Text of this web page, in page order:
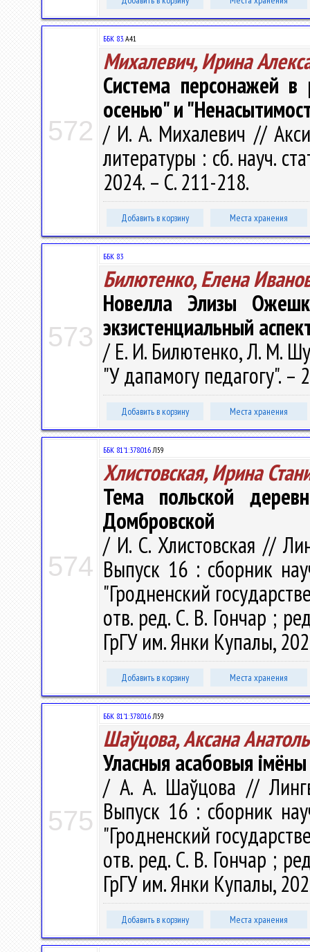
572
ББК 83.А41
Михалевич, Ирина
Система персонажей
осенью" и
/ И. А. Михалевич //
литературы : сб. науч.
2024. – С. 211-218.
Добавить в корзину Места хранения
573
ББК 83
Билютенко, Елена
Новелла Элизы
экзистенциальный
/ Е. И. Билютенко, Л. М.
"У дапамогу педагогу".
Добавить в корзину Места хранения
574
ББК 81'1:378.016Л59
Хлистовская, Ирина
Тема польской
Домбровской
/ И. С. Хлистовская //
Выпуск 16 : сборник
"Гродненский
отв. ред. С. В. Гончар ;
ГрГУ им. Янки Купалы,
Добавить в корзину Места хранения
575
ББК 81'1:378.016Л59
Шаўцова, Аксана
Уласныя асабовыя
/ А. А. Шаўцова //
Выпуск 16 : сборник
"Гродненский
отв. ред. С. В. Гончар ;
ГрГУ им. Янки Купалы,
Добавить в корзину Места хранения